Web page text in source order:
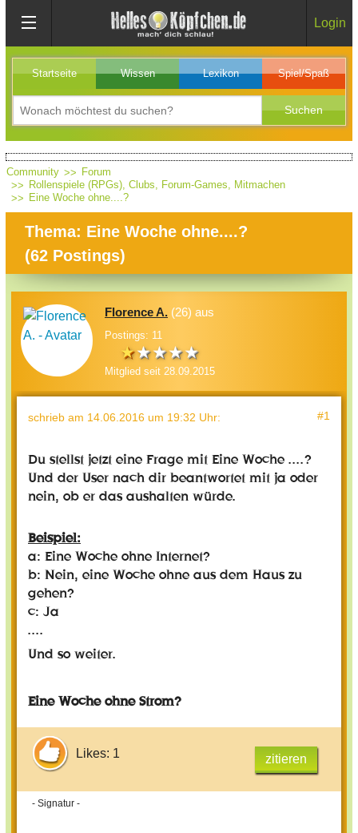
Login
Startseite Wissen Lexikon Spiel/Spaß
Community
Forum
Rollenspiele (RPGs), Clubs, Forum-Games, Mitmachen
Eine Woche ohne....?
Thema: Eine Woche ohne....?
(62 Postings)
Florence A. (26) aus
Postings: 11
Mitglied seit 28.09.2015
schrieb am 14.06.2016 um 19:32 Uhr: #1
Du stellst jetzt eine Frage mit Eine Woche ....?
Und der User nach dir beantwortet mit ja oder
nein, ob er das aushalten würde.
Beispiel:
a: Eine Woche ohne Internet?
b: Nein, eine Woche ohne aus dem Haus zu
gehen?
c: Ja
Und so weiter.
Eine Woche ohne Strom?
Likes: 1 zitieren
- Signatur -